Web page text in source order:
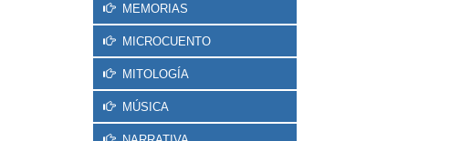
MEMORIAS
MICROCUENTO
MITOLOGÍA
MÚSICA